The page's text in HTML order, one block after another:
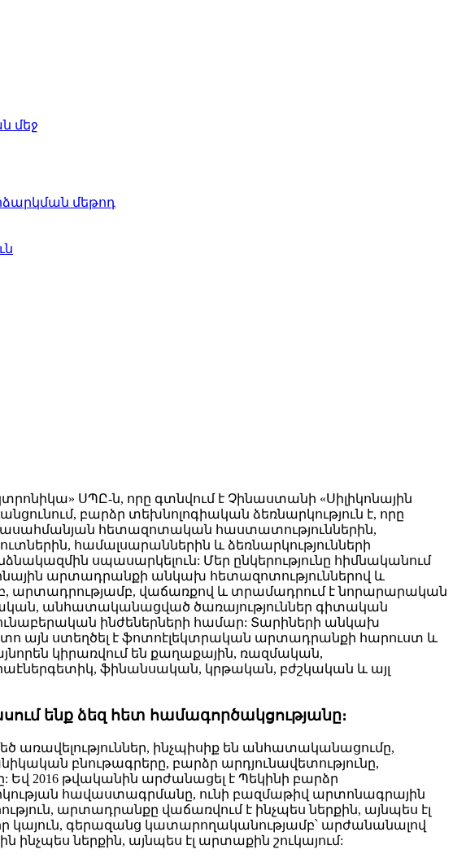
մեջ
մեթոդ
ՍՊԸ-ն, որը գտնվում է Չինաստանի «Սիլիկոնային
բարձր տեխնոլոգիական ձեռնարկություն է, որը
հետազոտական ​​հաստատություններին,
համալսարաններին և ձեռնարկությունների
սպասարկելուն: Մեր ընկերությունը հիմնականում
արտադրանքի անկախ հետազոտություններով և
արտադրությամբ, վաճառքով և տրամադրում է նորարարական
անհատականացված ծառայություններ գիտական
ինժեներների համար: Տարիների անկախ
այն ստեղծել է ֆոտոէլեկտրական արտադրանքի հարուստ և
կիրառվում են քաղաքային, ռազմական,
ֆինանսական, կրթական, բժշկական և այլ
ենք ձեզ հետ համագործակցությանը։
առավելություններ, ինչպիսիք են անհատականացումը,
բնութագրերը, բարձր արդյունավետությունը,
2016 թվականին արժանացել է Պեկինի բարձր
հավաստագրմանը, ունի բազմաթիվ արտոնագրային
արտադրանքը վաճառվում է ինչպես ներքին, այնպես էլ
կայուն, գերազանց կատարողականությամբ՝ արժանանալով
ներքին, այնպես էլ արտաքին շուկայում: